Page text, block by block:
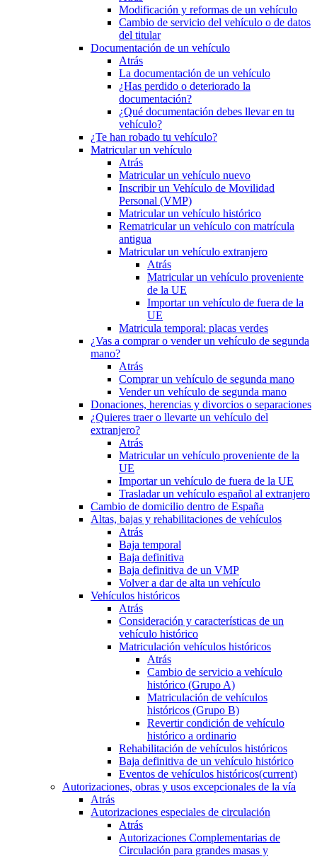
Modificación y reformas de un vehículo
Cambio de servicio del vehículo o de datos
del titular
Documentación de un vehículo
Atrás
La documentación de un vehículo
¿Has perdido o deteriorado la
documentación?
¿Qué documentación debes llevar en tu
vehículo?
¿Te han robado tu vehículo?
Matricular un vehículo
Atrás
Matricular un vehículo nuevo
Inscribir un Vehículo de Movilidad
Personal (VMP)
Matricular un vehículo histórico
Rematricular un vehículo con matrícula
antigua
Matricular un vehículo extranjero
Atrás
Matricular un vehículo proveniente
de la UE
Importar un vehículo de fuera de la
UE
Matricula temporal: placas verdes
¿Vas a comprar o vender un vehículo de segunda
mano?
Atrás
Comprar un vehículo de segunda mano
Vender un vehículo de segunda mano
Donaciones, herencias y divorcios o separaciones
¿Quieres traer o llevarte un vehículo del
extranjero?
Atrás
Matricular un vehículo proveniente de la
UE
Importar un vehículo de fuera de la UE
Trasladar un vehículo español al extranjero
Cambio de domicilio dentro de España
Altas, bajas y rehabilitaciones de vehículos
Atrás
Baja temporal
Baja definitiva
Baja definitiva de un VMP
Volver a dar de alta un vehículo
Vehículos históricos
Atrás
Consideración y características de un
vehículo histórico
Matriculación vehículos históricos
Atrás
Cambio de servicio a vehículo
histórico (Grupo A)
Matriculación de vehículos
históricos (Grupo B)
Revertir condición de vehículo
histórico a ordinario
Rehabilitación de vehículos históricos
Baja definitiva de un vehículo histórico
Eventos de vehículos históricos(current)
Autorizaciones, obras y usos excepcionales de la vía
Atrás
Autorizaciones especiales de circulación
Atrás
Autorizaciones Complementarias de
Circulación para grandes masas y